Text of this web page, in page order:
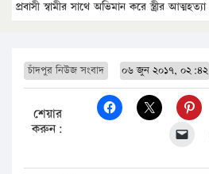
প্রবাসী স্বামীর সাথে অভিমান করে স্ত্রীর আত্মহত্যা
চাঁদপুর নিউজ সংবাদ ০৬ জুন ২০১৭, ০২:৪২
শেয়ার
করুন: